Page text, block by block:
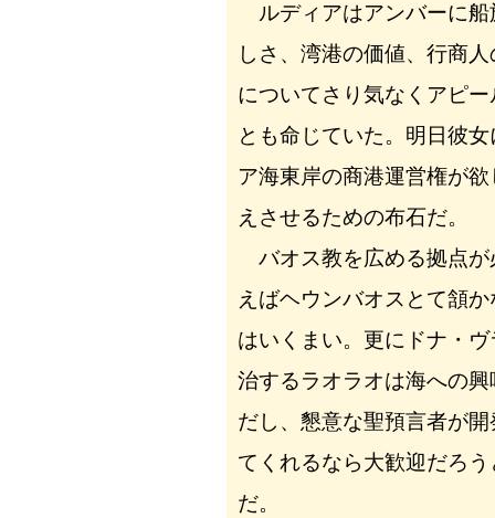
ルディアはアンバーに船
しさ、湾港の価値、行商
についてさり気なくアピ
とも命じていた。明日彼
ア海東岸の商港運営権が
えさせるための布石だ。
バオス教を広める拠点が
えばヘウンバオスとて頷
はいくまい。更にドナ・
治するラオラオは海への
だし、懇意な聖預言者が
てくれるなら大歓迎だろ
だ。